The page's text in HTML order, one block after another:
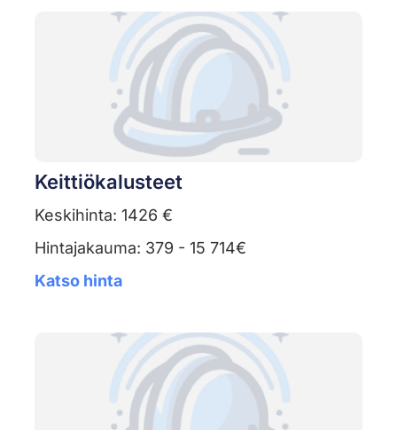
Keittiökalusteet
Keskihinta: 1426 €
Hintajakauma: 379 - 15 714€
Katso hinta